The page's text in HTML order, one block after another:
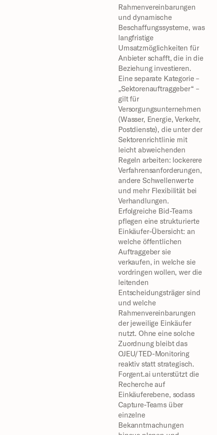
Rahmenvereinbarungen
und dynamische
Beschaffungssysteme, was
langfristige
Umsatzmöglichkeiten für
Anbieter schafft, die in die
Beziehung investieren.
Eine separate Kategorie –
„Sektorenauftraggeber“ –
gilt für
Versorgungsunternehmen
(Wasser, Energie, Verkehr,
Postdienste), die unter der
Sektorenrichtlinie mit
leicht abweichenden
Regeln arbeiten: lockerere
Verfahrensanforderungen,
andere Schwellenwerte
und mehr Flexibilität bei
Verhandlungen.
Erfolgreiche Bid-Teams
pflegen eine strukturierte
Einkäufer-Übersicht: an
welche öffentlichen
Auftraggeber sie
verkaufen, in welche sie
vordringen wollen, wer die
leitenden
Entscheidungsträger sind
und welche
Rahmenvereinbarungen
der jeweilige Einkäufer
nutzt. Ohne eine solche
Zuordnung bleibt das
OJEU/TED-Monitoring
reaktiv statt strategisch.
Forgent.ai unterstützt die
Recherche auf
Einkäuferebene, sodass
Capture-Teams über
einzelne
Bekanntmachungen